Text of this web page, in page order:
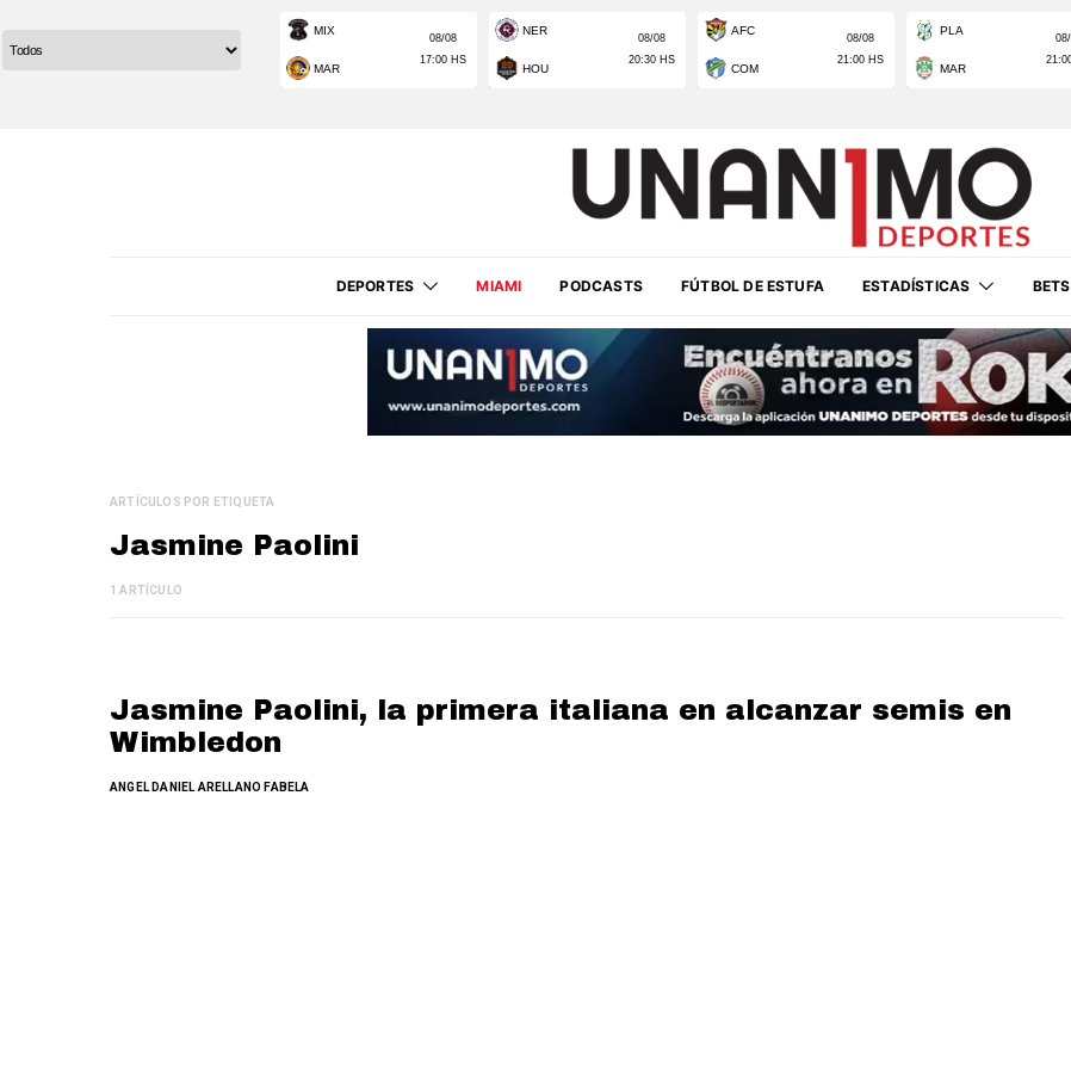
DEPORTES MIAMI PODCASTS FÚTBOL DE ESTUFA ESTADÍSTICAS BETS
ARTÍCULOS POR ETIQUETA
Jasmine Paolini
1 ARTÍCULO
Jasmine Paolini, la primera italiana en alcanzar semis en
Wimbledon
ANGEL DANIEL ARELLANO FABELA